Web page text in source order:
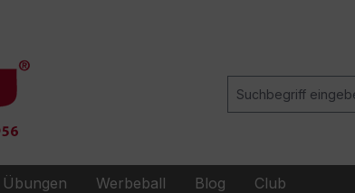
Übungen Werbeball Blog Club